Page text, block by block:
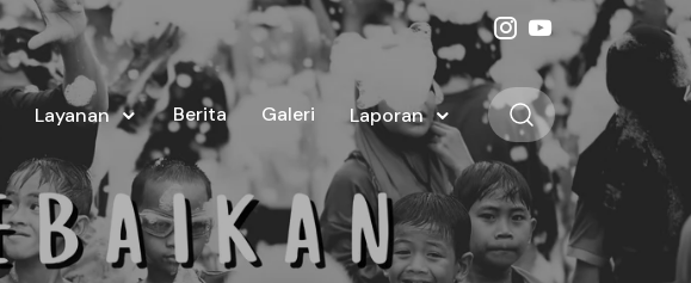
Layanan Berita Galeri Laporan